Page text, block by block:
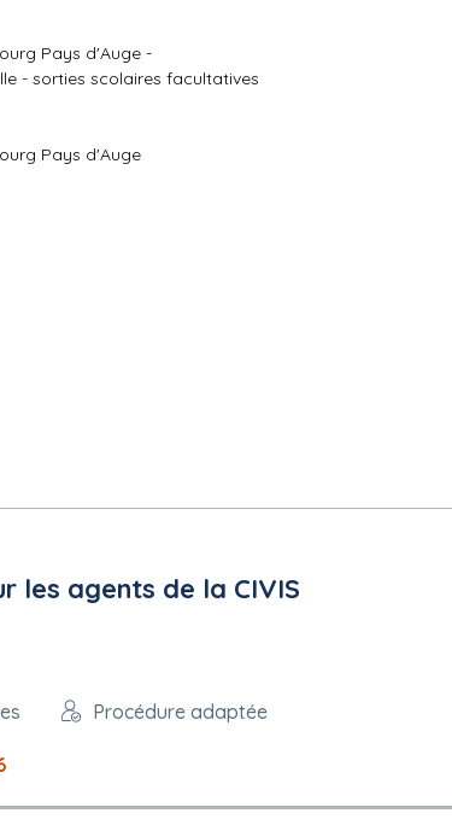
Pays d'Auge -
- sorties scolaires facultatives
Pays d'Auge
agents de la CIVIS
Procédure adaptée